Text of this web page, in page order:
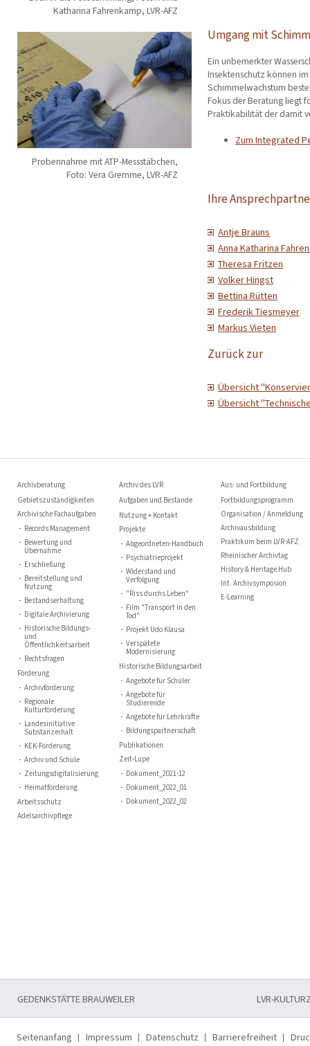
Katharina Fahrenkamp, LVR-AFZ
Probennahme mit ATP-Messstäbchen,
Foto: Vera Gremme, LVR-AFZ
Umgang mit
Ein unbemerkter
Insektenschutz können
Schimmelwachstum
Fokus der Beratung liegt
Praktikabilität der damit
Zum Integrated
Ihre
Antje Brauns
Anna Katharina
Theresa Fritzen
Volker Hingst
Bettina Rütten
Frederik Tiesmeyer
Markus Vieten
Zurück zur
Übersicht
Übersicht
Archivberatung
Gebietszuständigkeiten
Archivische Fachaufgaben
Records Management
Bewertung und
Übernahme
Erschließung
Bereitstellung und
Nutzung
Bestandserhaltung
Digitale Archivierung
Historische Bildungs-
und
Öffentlichkeitsarbeit
Rechtsfragen
Förderung
Archivförderung
Regionale
Kulturförderung
Landesinitiative
Substanzerhalt
KEK-Förderung
Archiv und Schule
Zeitungsdigitalisierung
Heimatförderung
Arbeitsschutz
Adelsarchivpflege
Archiv des LVR
Aufgaben und Bestände
Nutzung + Kontakt
Projekte
Abgeordneten-Handbuch
Psychiatrieprojekt
Widerstand und
Verfolgung
"Riss durchs Leben"
Film "Transport in den
Tod"
Projekt Udo Klausa
Verspätete
Modernisierung
Historische Bildungsarbeit
Angebote für Schüler
Angebote für
Studierende
Angebote für Lehrkräfte
Bildungspartnerschaft
Publikationen
Zeit-Lupe
Dokument_2021-12
Dokument_2022_01
Dokument_2022_02
Aus- und Fortbildung
Fortbildungsprogramm
Organisation / Anmeldung
Archivausbildung
Praktikum beim LVR-AFZ
Rheinischer Archivtag
History & Heritage Hub
Int. Archivsymposion
E-Learning
GEDENKSTÄTTE BRAUWEILER LVR-
Seitenanfang Impressum Datenschutz Barrierefreiheit